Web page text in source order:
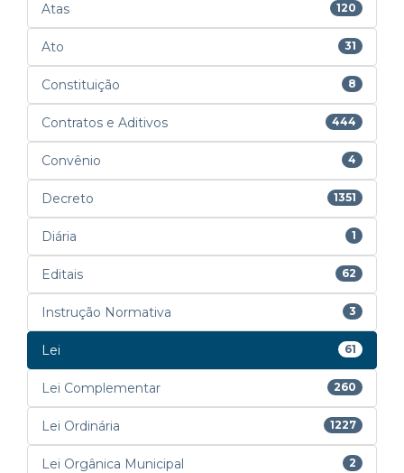
Atas 120
Ato 31
Constituição 8
Contratos e Aditivos 444
Convênio 4
Decreto 1351
Diária 1
Editais 62
Instrução Normativa 3
Lei 61
Lei Complementar 260
Lei Ordinária 1227
Lei Orgânica Municipal 2